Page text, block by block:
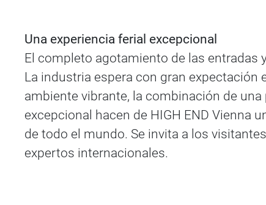
Una experiencia ferial excepcional
El completo agotamiento de las entradas
La industria espera con gran
ambiente vibrante, la combinación de
excepcional hacen de HIGH END Vienna
de todo el mundo. Se invita a los
expertos internacionales.